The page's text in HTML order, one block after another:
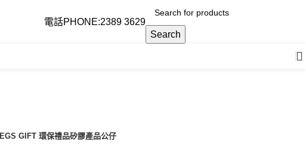
電話PHONE:2389 3629
Search
EGS GIFT 環保禮品矽膠產品公仔